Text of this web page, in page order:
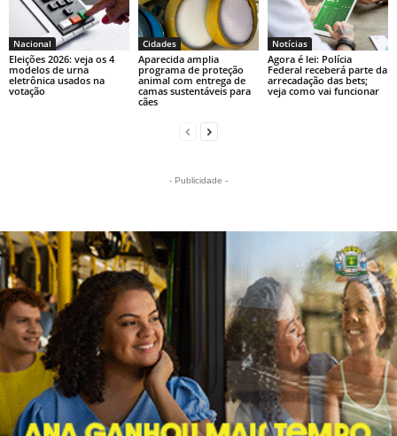
Nacional
Eleições 2026: veja os 4
modelos de urna
eletrônica usados na
votação
Cidades
Aparecida amplia
programa de proteção
animal com entrega de
camas sustentáveis para
cães
Notícias
Agora é lei: Polícia
Federal receberá parte da
arrecadação das bets;
veja como vai funcionar
- Publicidade -